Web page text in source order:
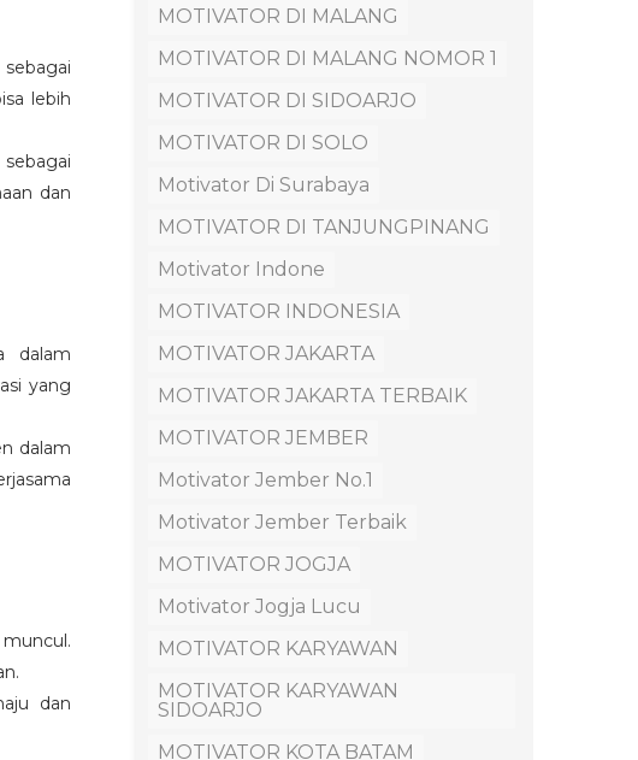
lebih
dan
dalam
yang
dalam
dan
MOTIVATOR DI MALANG
MOTIVATOR DI MALANG NOMOR 1
MOTIVATOR DI SIDOARJO
MOTIVATOR DI SOLO
Motivator Di Surabaya
MOTIVATOR DI TANJUNGPINANG
Motivator Indone
MOTIVATOR INDONESIA
MOTIVATOR JAKARTA
MOTIVATOR JAKARTA TERBAIK
MOTIVATOR JEMBER
Motivator Jember No.1
Motivator Jember Terbaik
MOTIVATOR JOGJA
Motivator Jogja Lucu
MOTIVATOR KARYAWAN
MOTIVATOR KARYAWAN
SIDOARJO
MOTIVATOR KOTA BATAM